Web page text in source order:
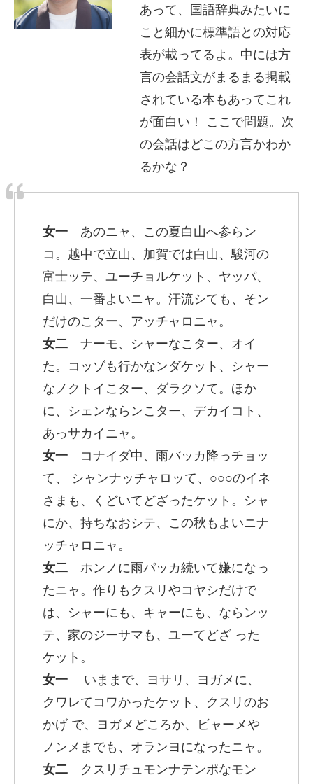
あって、国語辞典みたいに
こと細かに標準語との対応
表が載ってるよ。中には方
言の会話文がまるまる掲載
されている本もあってこれ
が面白い！ ここで問題。次
の会話はどこの方言かわか
るかな？
女一 あのニャ、この夏白山へ参らン
コ。越中で立山、加賀では白山、駿河の
富士ッテ、ユーチョルケット、ヤッパ、
白山、一番よいニャ。汗流シても、そン
だけのこター、アッチャロニャ。
女二 ナーモ、シャーなこター、オイ
た。コッゾも行かなンダケット、シャー
なノクトイこター、ダラクソて。ほか
に、シェンならンこター、デカイコト、
あっサカイニャ。
女一 コナイダ中、雨バッカ降っチョッ
て、 シャンナッチャロッて、○○○のイネ
さまも、くどいてどざったケット。シャ
にか、持ちなおシテ、この秋もよいニナ
ッチャロニャ。
女二 ホンノに雨パッカ続いて嫌になっ
たニャ。作りもクスリやコヤシだけで
は、シャーにも、キャーにも、ならンッ
テ、家のジーサマも、ユーてどざ った
ケット。
女一 いままで、ヨサリ、ヨガメに、
クワレてコワかったケット、クスリのお
かげ で、ヨガメどころか、ビャーメや
ノンメまでも、オランヨになったニャ。
女二 クスリチュモンナテンポなモン